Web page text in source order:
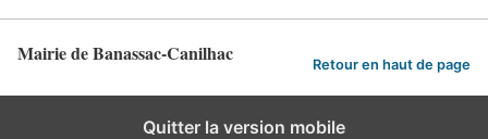
Mairie de Banassac-Canilhac Retour en haut de page
Quitter la version mobile